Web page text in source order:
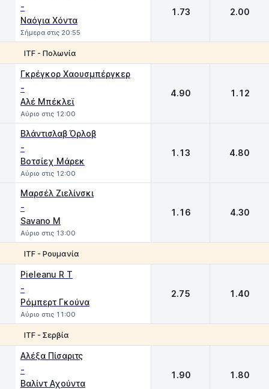
-
Ναόγια Χόντα
Σήμερα στις 20:55
1.73 2.00
ITF - Πολωνία
Γκρέγκορ Χαουσμπέργκερ
-
Αλέ Μπέκλεϊ
Αύριο στις 12:00
4.90 1.12
Βλάντισλαβ Όρλοβ
-
Βοτσίεχ Μάρεκ
Αύριο στις 12:00
1.13 4.80
Μαρσέλ Ζιελίνσκι
-
Savano M
Αύριο στις 13:00
1.16 4.30
ITF - Ρουμανία
Pieleanu R T
-
Ρόμπερτ Γκούνα
Αύριο στις 11:00
2.75 1.40
ITF - Σερβία
Αλέξα Πίσαριτς
-
Βαλίντ Αχούντα
1.90 1.80